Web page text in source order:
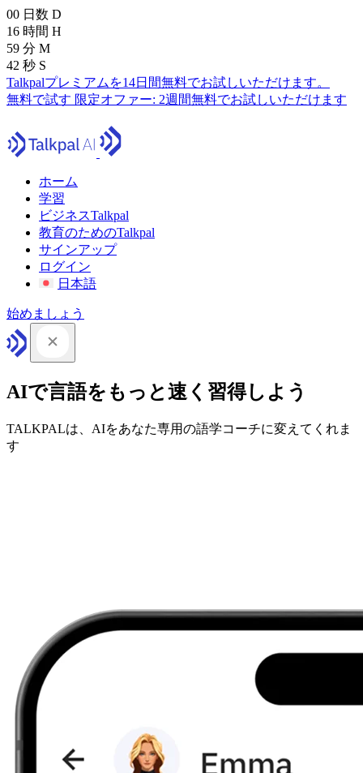
00 日数 D
16 時間 H
59 分 M
41 秒 S
Talkpalプレミアムを14日間無料でお試しいただけます。
無料で試す 限定オファー: 2週間無料でお試しいただけます
ホーム
学習
ビジネスTalkpal
教育のためのTalkpal
サインアップ
ログイン
日本語
始めましょう
AIで言語をもっと速く習得しよう
TALKPALは、AIをあなた専用の語学コーチに変えてくれま
す